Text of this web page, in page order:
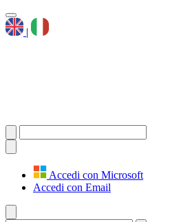
|
Accedi con Microsoft
Accedi con Email